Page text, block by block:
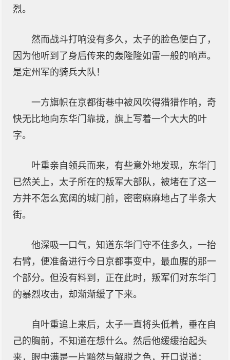
烈。
然而战斗打响没有多久，太子的脸色便白了，
因为他听到了身后传来的轰隆隆如雷一般的响声。
是定州军的骑兵大队！
一方旗帜在京都街巷中被风吹得猎猎作响，奇
快无比地向东华门靠拢，旗上写着一个大大的叶
字。
叶重亲自领兵而来，有些意外地发现，东华门
已然关上，太子所在的叛军大部队，被堵在了这一
方并不怎么宽阔的城门前，密密麻麻地占了半条大
街。
他深吸一口气，知道东华门守不住多久，一抬
右臂，便准备进行今日京都事变中，最血腥的那一
个部分。但没有料到，正在此时，叛军们对东华门
的暴烈攻击，却渐渐缓了下来。
自叶重追上来后，太子一直将头低着，垂在自
己的胸前，不知道在想什么。然后他缓缓抬起头
来，眼中满是一片黯然与解脱之色，开口说道：